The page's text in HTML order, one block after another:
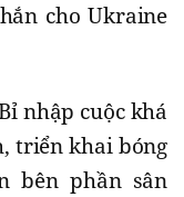
cho Ukraine
nhập cuộc khá
triển khai bóng
bên phần sân